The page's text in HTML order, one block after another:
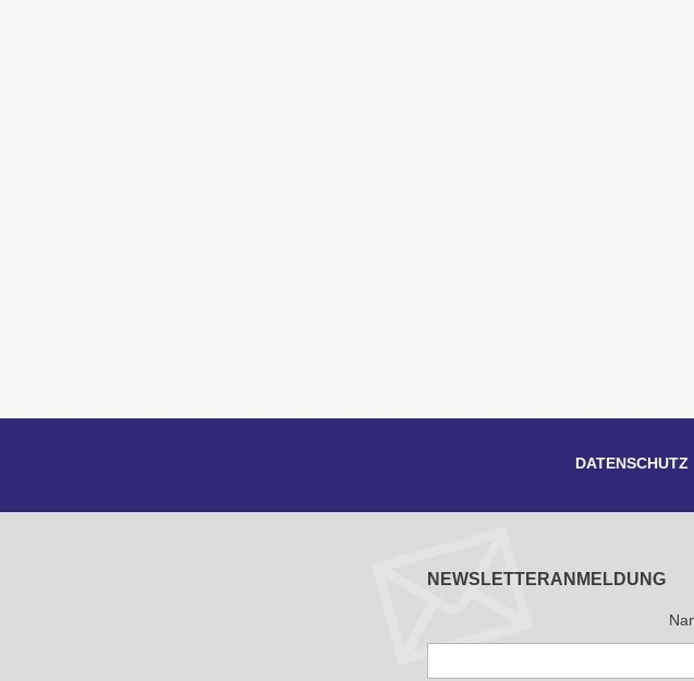
DATENSCHUTZ
NEWSLETTERANMELDUNG